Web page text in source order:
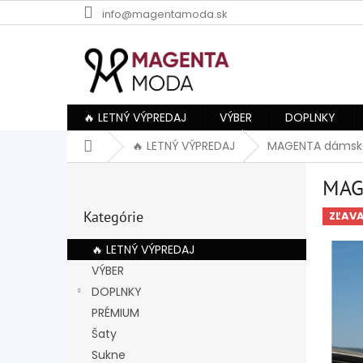
na
info@magentamoda.sk
🔥 LETNÝ VÝPREDAJ VÝBER DOPLNKY
Domov🔥 LETNÝ VÝPREDAJ MAGENTA
ý
p
kategórie
Kategórie
🔥 LETNÝ VÝPREDAJ
VÝBER
DOPLNKY
PRÉMIUM
Šaty
Sukne